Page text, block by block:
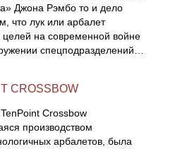
Джона Рэмбо то и дело
что лук или арбалет
целей на современной войне
спецподразделений…
CROSSBOW
Crossbow
производством
арбалетов, была